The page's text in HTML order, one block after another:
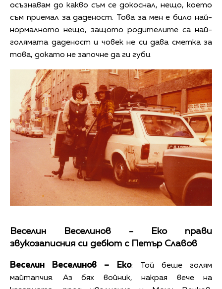
осъзнавам до какво съм се докоснал, нещо, което
съм приемал за даденост. Това за мен е било най-
нормалното нещо, защото родителите са най-
голямата даденост и човек не си дава сметка за
това, докато не започне да ги губи.
Веселин Веселинов - Еко прави
звукозаписния си дебют с Петър Славов
Веселин Веселинов – Еко: Той беше голям
майтапчия. Аз бях войник, накрая вече на